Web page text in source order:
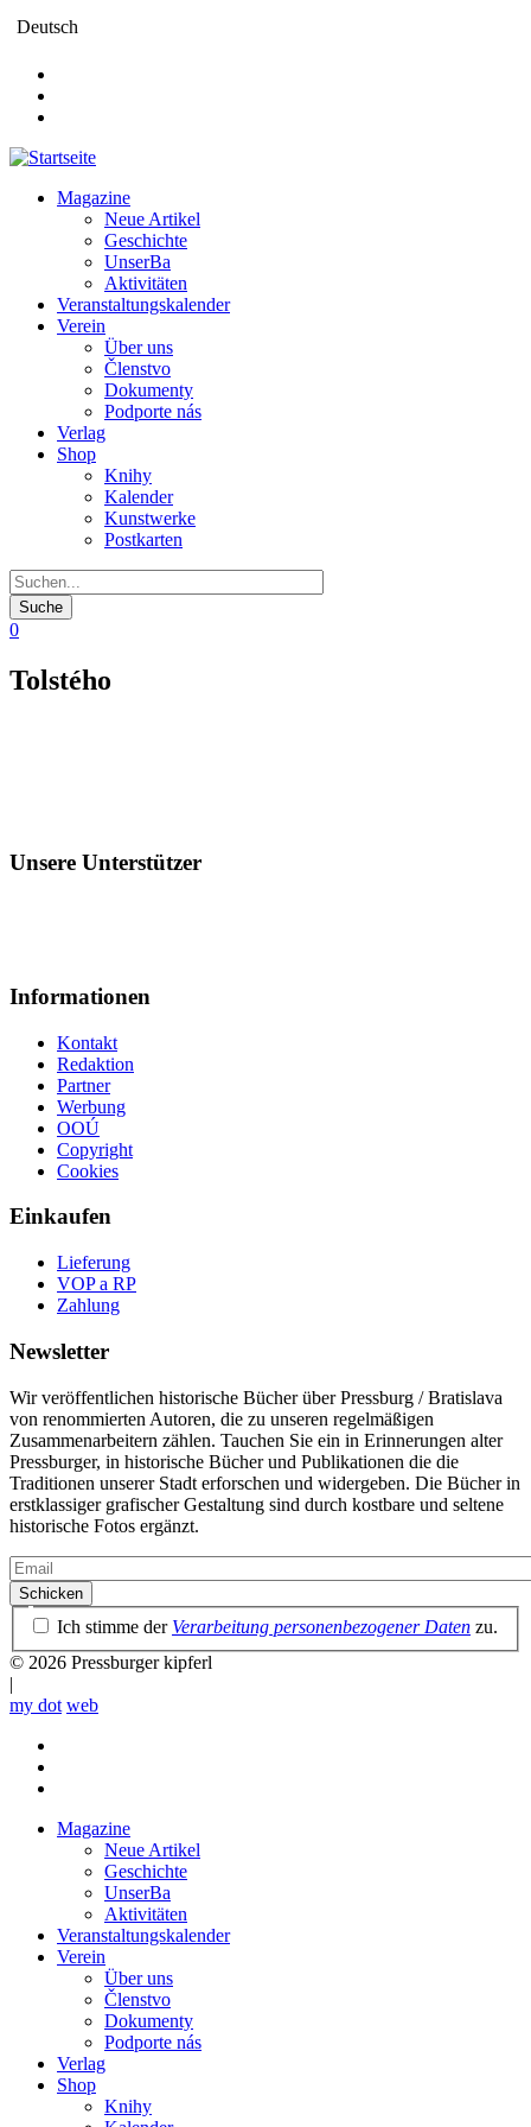
Direkt
Deutsch
navigation
Magazine
Neue Artikel
Geschichte
UnserBa
Aktivitäten
Veranstaltungskalender
Verein
Über uns
Členstvo
Dokumenty
Podporte nás
Verlag
Shop
Knihy
Kalender
Kunstwerke
Postkarten
0
Tolstého
Unsere Unterstützer
Informationen
Kontakt
Redaktion
Partner
Werbung
OOÚ
Copyright
Cookies
Einkaufen
Lieferung
VOP a RP
Zahlung
Newsletter
Wir veröffentlichen historische Bücher über Pressburg / Bratislava
von renommierten Autoren, die zu unseren regelmäßigen
Zusammenarbeitern zählen. Tauchen Sie ein in Erinnerungen alter
Pressburger, in historische Bücher und Publikationen die die
Traditionen unserer Stadt erforschen und widergeben. Die Bücher in
erstklassiger grafischer Gestaltung sind durch kostbare und seltene
historische Fotos ergänzt.
Email
Datenschutzrichtlinie
Ich stimme der Verarbeitung personenbezogener Daten zu.
© 2026 Pressburger kipferl
|
my dot web
Magazine
Neue Artikel
Geschichte
UnserBa
Aktivitäten
Veranstaltungskalender
Verein
Über uns
Členstvo
Dokumenty
Podporte nás
Verlag
Shop
Knihy